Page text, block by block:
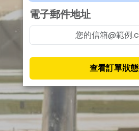
電子郵件地址
查看訂單狀態